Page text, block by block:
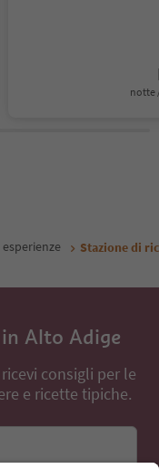
notte
Stazione di
in Alto Adige
consigli per le
e ricette tipiche.